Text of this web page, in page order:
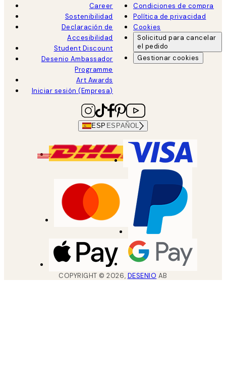
Career
Sostenibilidad
Declaración de
Accesibilidad
Student Discount
Desenio Ambassador
Programme
Art Awards
Iniciar sesión (Empresa)
Condiciones de compra
Política de privacidad
Cookies
Solicitud para cancelar
el pedido
Gestionar cookies
ESP ESPAÑOL
COPYRIGHT ©2026, DESENIO AB